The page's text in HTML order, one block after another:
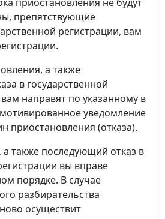
препятствующие
регистрации, вам
а также
в государственной
направят по указанному в
уведомление
приостановления (отказа).
также последующий отказ в
вы вправе
порядке. В случае
разбирательства
осуществит